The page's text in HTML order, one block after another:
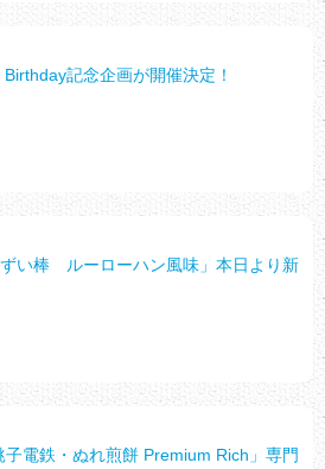
記念企画が開催決定！
い棒 ルーローハン風味」本日より新
電鉄・ぬれ煎餅 Premium Rich」専門